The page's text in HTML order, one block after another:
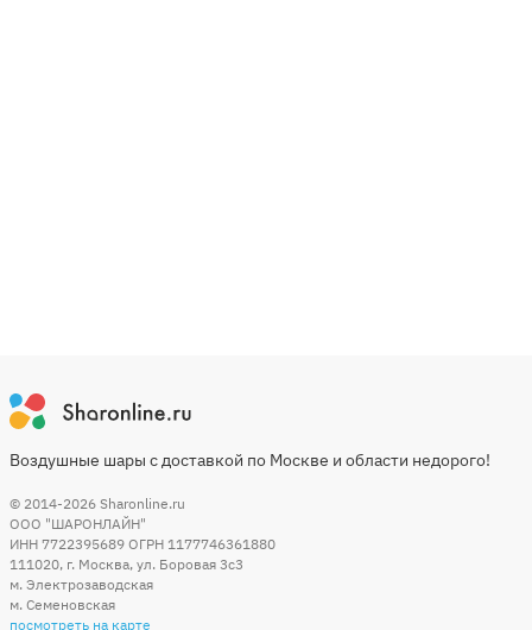
Воздушные шары с доставкой по Москве и области недорого!
© 2014-2026 Sharonline.ru
ООО "ШАРОНЛАЙН"
ИНН 7722395689 ОГРН 1177746361880
111020, г. Москва, ул. Боровая 3c3
м. Электрозаводская
м. Семеновская
посмотреть на карте